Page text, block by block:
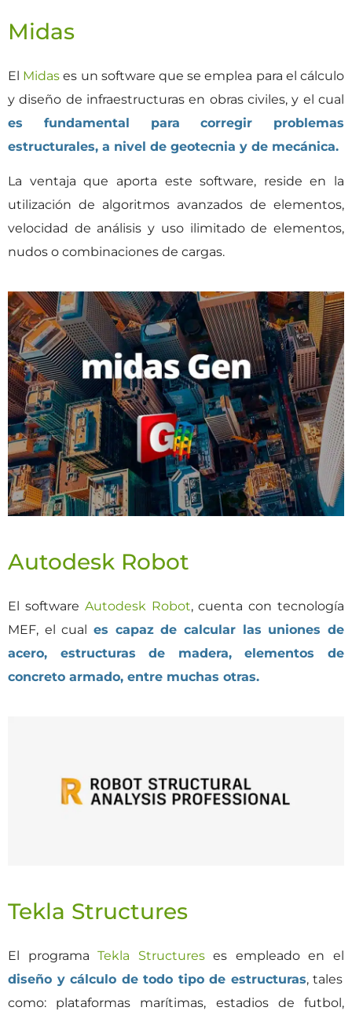
Midas
El Midas es un software que se emplea para el cálculo
y diseño de infraestructuras en obras civiles, y el cual
es fundamental para corregir problemas
estructurales, a nivel de geotecnia y de mecánica.
La ventaja que aporta este software, reside en la
utilización de algoritmos avanzados de elementos,
velocidad de análisis y uso ilimitado de elementos,
nudos o combinaciones de cargas.
Autodesk Robot
El software Autodesk Robot, cuenta con tecnología
MEF, el cual es capaz de calcular las uniones de
acero, estructuras de madera, elementos de
concreto armado, entre muchas otras.
Tekla Structures
El programaTekla Structureses empleado en el
diseño y cálculo de todo tipo de estructuras, tales
como: plataformas marítimas, estadios de futbol,